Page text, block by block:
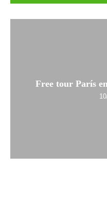
Free tour París